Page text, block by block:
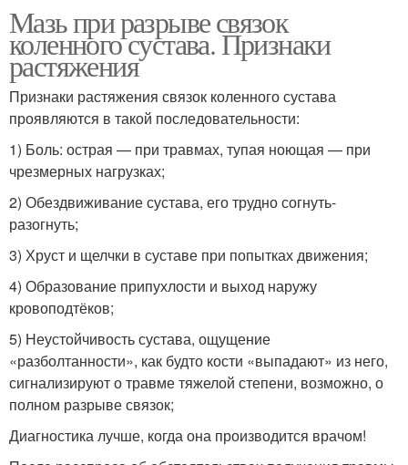
Мазь при разрыве связок
коленного сустава. Признаки
растяжения
Признаки растяжения связок коленного сустава
проявляются в такой последовательности:
1) Боль: острая — при травмах, тупая ноющая — при
чрезмерных нагрузках;
2) Обездвиживание сустава, его трудно согнуть-
разогнуть;
3) Хруст и щелчки в суставе при попытках движения;
4) Образование припухлости и выход наружу
кровоподтёков;
5) Неустойчивость сустава, ощущение
«разболтанности», как будто кости «выпадают» из него,
сигнализируют о травме тяжелой степени, возможно, о
полном разрыве связок;
Диагностика лучше, когда она производится врачом!